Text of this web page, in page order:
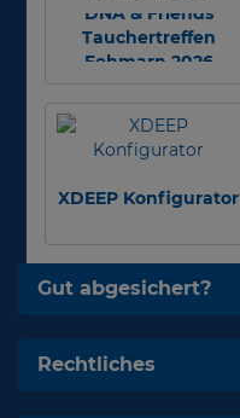
DNA & Friends
Tauchertreffen
Fehmarn 2026
XDEEP Konfigurator
Gut abgesichert?
Rechtliches